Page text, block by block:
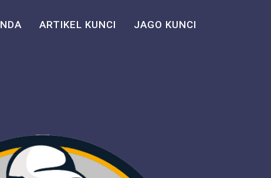
ARTIKEL KUNCI JAGO KUNCI